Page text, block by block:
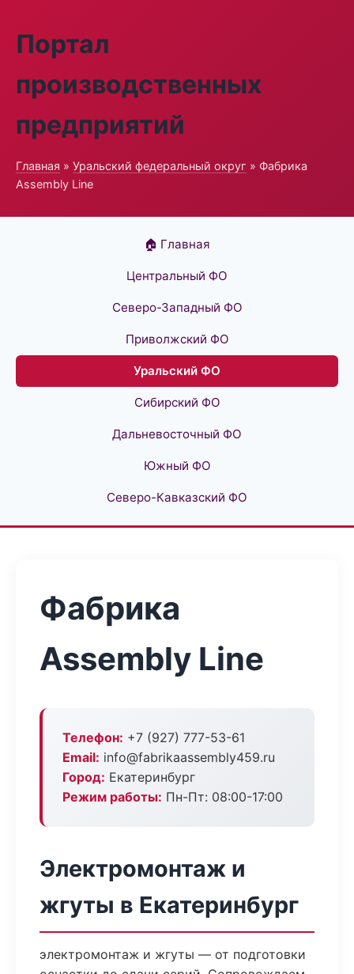
Портал
производственных
предприятий
Главная » Уральский федеральный округ » Фабрика
Assembly Line
🏠 Главная
Центральный ФО
Северо-Западный ФО
Приволжский ФО
Уральский ФО
Сибирский ФО
Дальневосточный ФО
Южный ФО
Северо-Кавказский ФО
Фабрика
Assembly Line
Телефон: +7 (927) 777-53-61
Email: info@fabrikaassembly459.ru
Город: Екатеринбург
Режим работы: Пн-Пт: 08:00-17:00
Электромонтаж и
жгуты в Екатеринбург
электромонтаж и жгуты — от подготовки